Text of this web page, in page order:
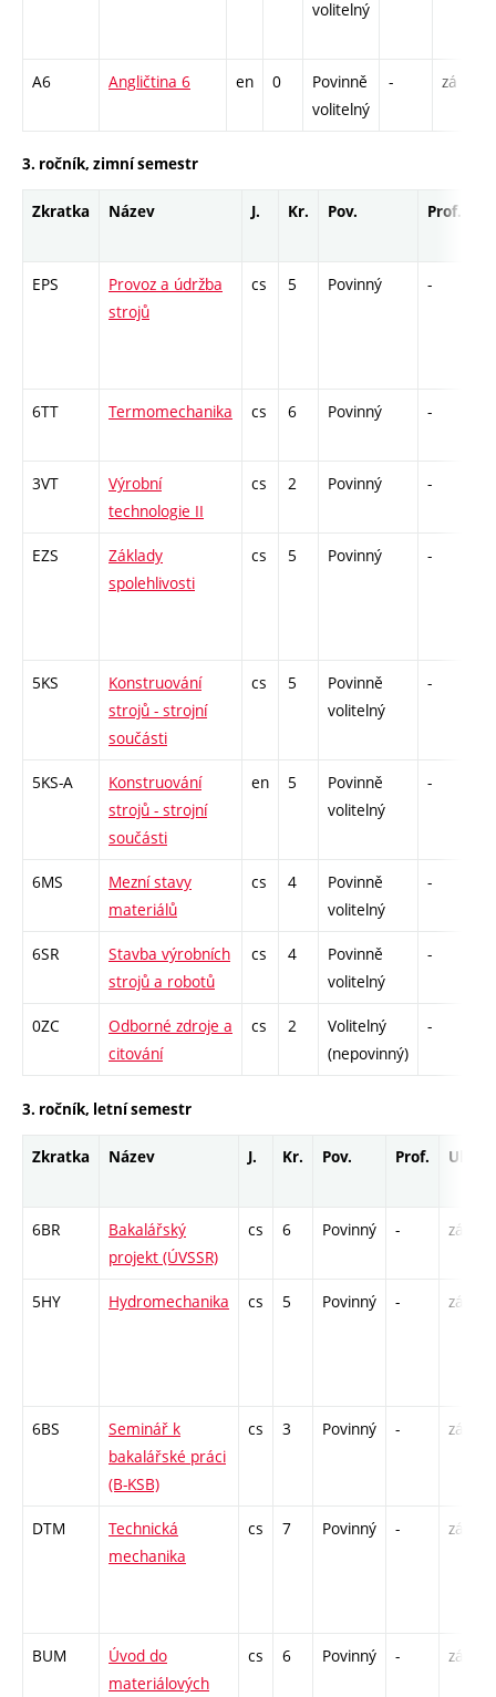
volitelný
A6 Angličtina 6 en 0
Povinně
volitelný
- zá
3. ročník, zimní semestr
Zkratka Název J. Kr. Pov. Prof.
EPS
Provoz a údržba
strojů
cs 5 Povinný -
6TT Termomechanika cs 6 Povinný -
3VT
Výrobní
technologie II
cs 2 Povinný -
EZS
Základy
spolehlivosti
cs 5 Povinný -
5KS
Konstruování
strojů - strojní
součásti
cs 5
Povinně
volitelný
-
5KS-A
Konstruování
strojů - strojní
součásti
en 5
Povinně
volitelný
-
6MS
Mezní stavy
materiálů
cs 4
Povinně
volitelný
-
6SR
Stavba výrobních
strojů a robotů
cs 4
Povinně
volitelný
-
0ZC
Odborné zdroje a
citování
cs 2
Volitelný
(nepovinný)
-
3. ročník, letní semestr
Zkratka Název J. Kr. Pov. Prof. Uk.
6BR
Bakalářský
projekt (ÚVSSR)
cs 6 Povinný - zá
5HY Hydromechanika cs 5 Povinný - zá,zk
6BS
Seminář k
bakalářské práci
(B-KSB)
cs 3 Povinný - zá
DTM
Technická
mechanika
cs 7 Povinný - zá,zk
BUM
Úvod do
materiálových
cs 6 Povinný - zá,zk